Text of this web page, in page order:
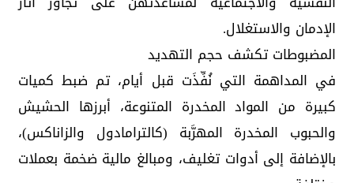
الإدمان والاستغلال.
المضبوطات تكشف حجم التهديد
في المداهمة التي نُفِّذَت قبل أيام، تم ضبط كميات
كبيرة من المواد المخدرة المتنوعة، أبرزها الحشيش
والحبوب المخدرة المهرَّبة (كالترامادول والزاناكس)،
بالإضافة إلى أدوات تغليف، ومبالغ مالية ضخمة بعملات